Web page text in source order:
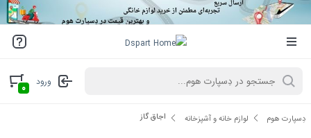
ورود ۰
دِسپارت هوم لوازم خانه و آشپزخانه اجاق گاز